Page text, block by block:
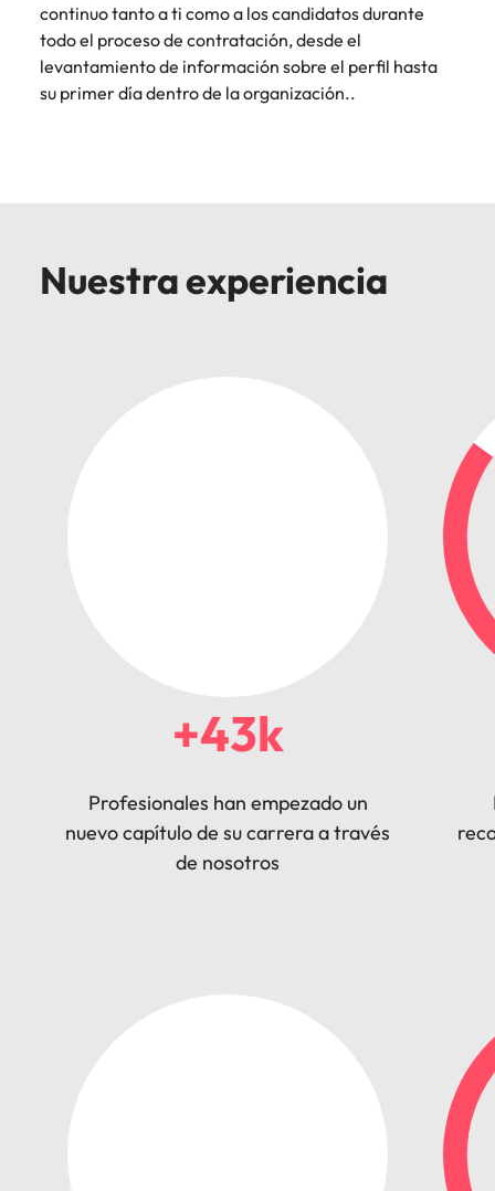
continuo tanto a ti como a los candidatos durante
todo el proceso de contratación, desde el
levantamiento de información sobre el perfil hasta
su primer día dentro de la organización..
Nuestra experiencia
+43k
Profesionales han empezado un
nuevo capítulo de su carrera a través
de nosotros